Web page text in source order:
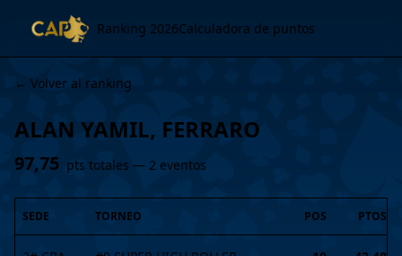
Ranking 2026Calculadora de puntos
← Volver al ranking
ALAN YAMIL, FERRARO
97,75 pts totales — 2 eventos
SEDE TORNEO POS PTOS